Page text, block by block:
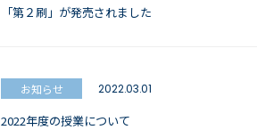
「第２刷」が発売されました
お知らせ 2022.03.01
2022年度の授業について